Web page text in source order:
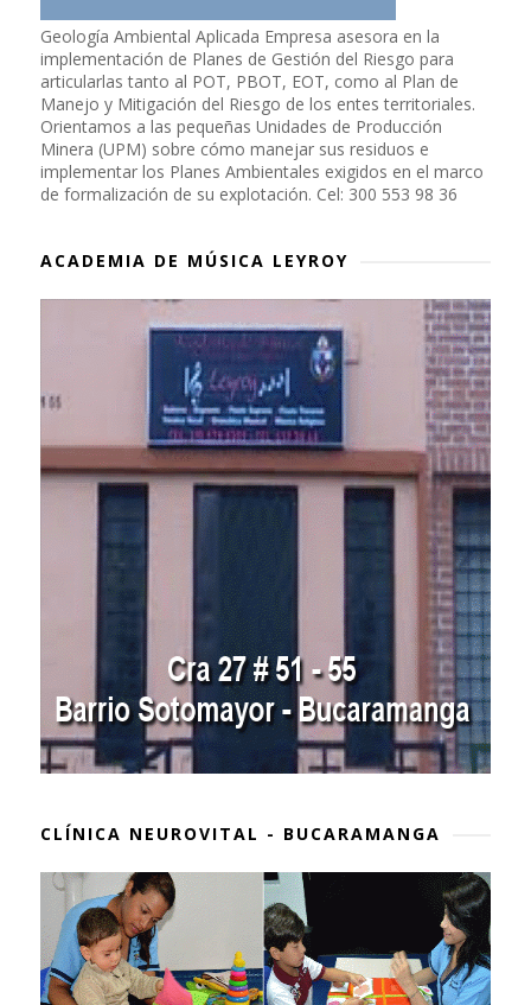
Geología Ambiental Aplicada Empresa asesora en la
implementación de Planes de Gestión del Riesgo para
articularlas tanto al POT, PBOT, EOT, como al Plan de
Manejo y Mitigación del Riesgo de los entes territoriales.
Orientamos a las pequeñas Unidades de Producción
Minera (UPM) sobre cómo manejar sus residuos e
implementar los Planes Ambientales exigidos en el marco
de formalización de su explotación. Cel: 300 553 98 36
ACADEMIA DE MÚSICA LEYROY
CLÍNICA NEUROVITAL - BUCARAMANGA